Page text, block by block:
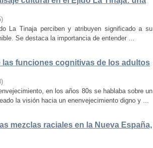
)
La Tinaja perciben y atribuyen significado a su
Se destaca la importancia de entender ...
funciones cognitivas de los adultos
)
en los años 80s se hablaba sobre un
la visión hacia un enenvejecimiento digno y ...
mezclas raciales en la Nueva España,